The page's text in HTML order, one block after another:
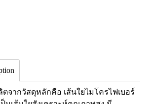
ลิตจากวัสดุหลักคือ เส้นใยไมโครไฟเบอร์